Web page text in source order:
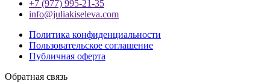
+7 (977) 995-21-35
info@juliakiseleva.com
Политика конфиденциальности
Пользовательское соглашение
Публичная оферта
Обратная связь